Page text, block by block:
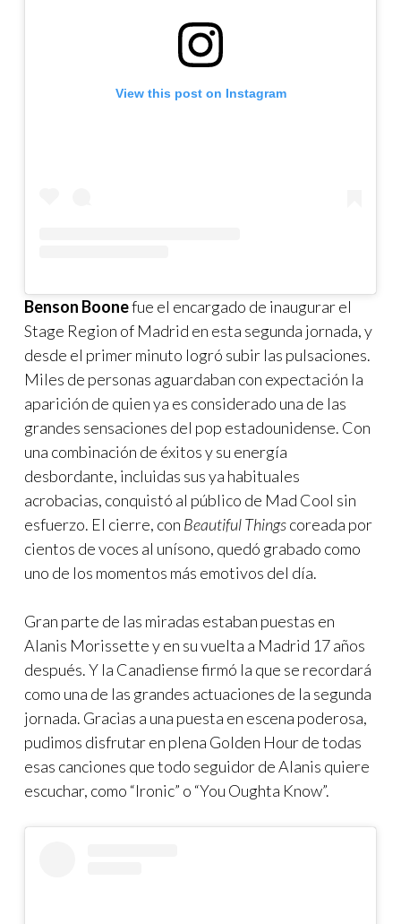
View this post on Instagram
Benson Boonefue el encargado de inaugurar el
Stage Region of Madrid en esta segunda jornada, y
desde el primer minuto logró subir las pulsaciones.
Miles de personas aguardaban con expectación la
aparición de quien ya es considerado una de las
grandes sensaciones del pop estadounidense. Con
una combinación de éxitos y su energía
desbordante, incluidas sus ya habituales
acrobacias, conquistó al público de Mad Cool sin
esfuerzo. El cierre, con Beautiful Thingscoreada por
cientos de voces al unísono, quedó grabado como
uno de los momentos más emotivos del día.
Gran parte de las miradas estaban puestas en
Alanis Morissette y en su vuelta a Madrid 17 años
después. Y la Canadiense firmó la que se recordará
como una de las grandes actuaciones de la segunda
jornada. Gracias a una puesta en escena poderosa,
pudimos disfrutar en plena Golden Hour de todas
esas canciones que todo seguidor de Alanis quiere
escuchar, como “Ironic” o “You Oughta Know”.